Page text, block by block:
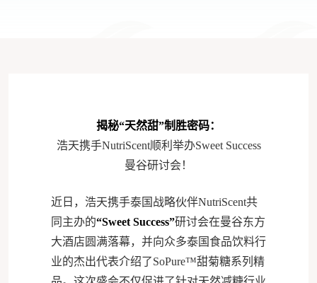
揭秘“天然甜”制胜密码：
浩天携手NutriScent顺利举办Sweet Success
曼谷研讨会！
近日，浩天携手泰国战略伙伴NutriScent共
同主办的“Sweet Success”研讨会在曼谷东方
大酒店圆满落幕，并向众多泰国食品饮料行
业的杰出代表介绍了SoPure™甜菊糖系列精